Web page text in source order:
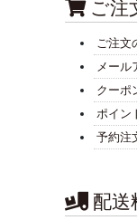
ご注
ご注文
メール
クーポ
ポイン
予約注
配送